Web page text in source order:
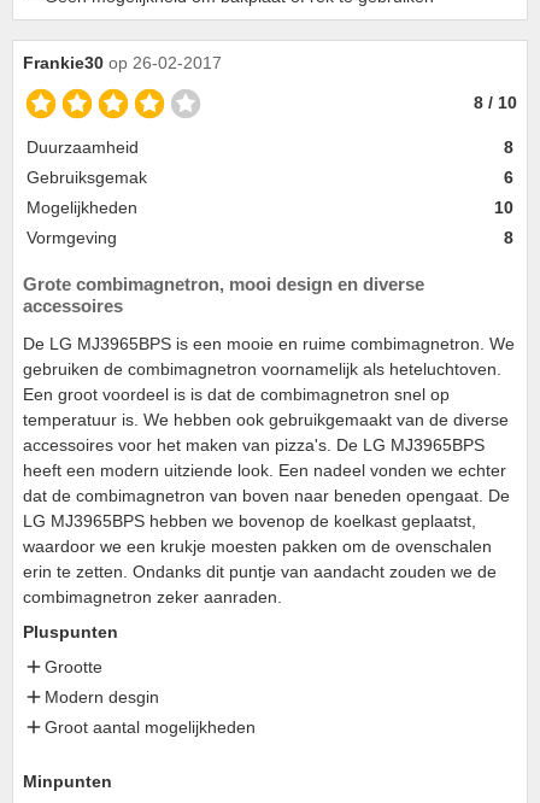
Frankie30 op 26-02-2017
8 / 10
Duurzaamheid
8
Gebruiksgemak
6
Mogelijkheden
10
Vormgeving
8
Grote combimagnetron, mooi design en diverse
accessoires
De LG MJ3965BPS is een mooie en ruime combimagnetron. We
gebruiken de combimagnetron voornamelijk als heteluchtoven.
Een groot voordeel is is dat de combimagnetron snel op
temperatuur is. We hebben ook gebruikgemaakt van de diverse
accessoires voor het maken van pizza's. De LG MJ3965BPS
heeft een modern uitziende look. Een nadeel vonden we echter
dat de combimagnetron van boven naar beneden opengaat. De
LG MJ3965BPS hebben we bovenop de koelkast geplaatst,
waardoor we een krukje moesten pakken om de ovenschalen
erin te zetten. Ondanks dit puntje van aandacht zouden we de
combimagnetron zeker aanraden.
Pluspunten
Grootte
Modern desgin
Groot aantal mogelijkheden
Minpunten